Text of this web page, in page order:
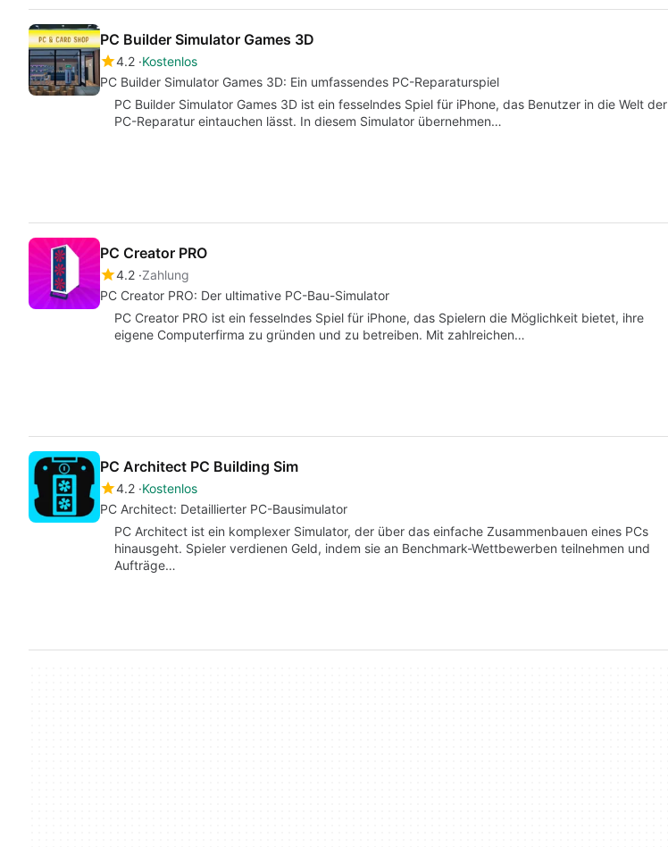
PC Builder Simulator Games 3D
4.2 Kostenlos
PC Builder Simulator Games 3D: Ein umfassendes PC-Reparaturspiel
PC Builder Simulator Games 3D ist ein fesselndes Spiel für iPhone, das Benutzer in die Welt der
PC-Reparatur eintauchen lässt. In diesem Simulator übernehmen…
PC Creator PRO
4.2 Zahlung
PC Creator PRO: Der ultimative PC-Bau-Simulator
PC Creator PRO ist ein fesselndes Spiel für iPhone, das Spielern die Möglichkeit bietet, ihre
eigene Computerfirma zu gründen und zu betreiben. Mit zahlreichen…
PC Architect PC Building Sim
4.2 Kostenlos
PC Architect: Detaillierter PC-Bausimulator
PC Architect ist ein komplexer Simulator, der über das einfache Zusammenbauen eines PCs
hinausgeht. Spieler verdienen Geld, indem sie an Benchmark-Wettbewerben teilnehmen und
Aufträge…